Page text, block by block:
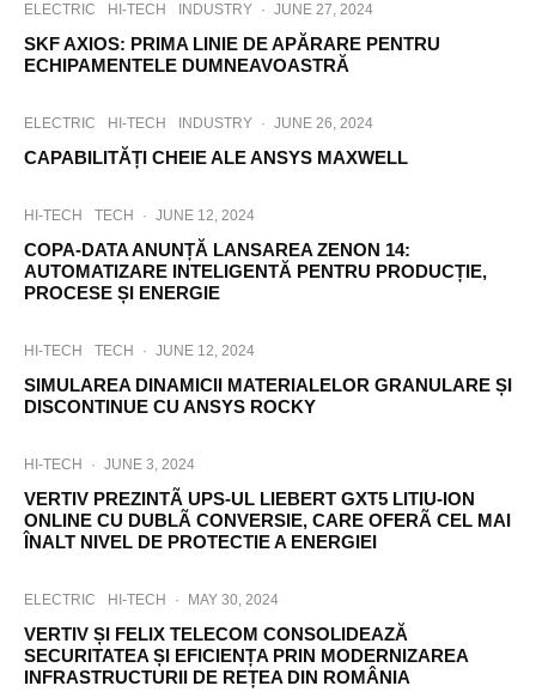
ELECTRIC HI-TECH INDUSTRY · JUNE 27, 2024
SKF AXIOS: PRIMA LINIE DE APĂRARE PENTRU
ECHIPAMENTELE DUMNEAVOASTRĂ
ELECTRIC HI-TECH INDUSTRY · JUNE 26, 2024
CAPABILITĂȚI CHEIE ALE ANSYS MAXWELL
HI-TECH TECH · JUNE 12, 2024
COPA-DATA ANUNȚĂ LANSAREA ZENON 14:
AUTOMATIZARE INTELIGENTĂ PENTRU PRODUCȚIE,
PROCESE ȘI ENERGIE
HI-TECH TECH · JUNE 12, 2024
SIMULAREA DINAMICII MATERIALELOR GRANULARE ȘI
DISCONTINUE CU ANSYS ROCKY
HI-TECH · JUNE 3, 2024
VERTIV PREZINTÃ UPS-UL LIEBERT GXT5 LITIU-ION
ONLINE CU DUBLÃ CONVERSIE, CARE OFERÃ CEL MAI
ÎNALT NIVEL DE PROTECTIE A ENERGIEI
ELECTRIC HI-TECH · MAY 30, 2024
VERTIV ȘI FELIX TELECOM CONSOLIDEAZĂ
SECURITATEA ȘI EFICIENȚA PRIN MODERNIZAREA
INFRASTRUCTURII DE REȚEA DIN ROMÂNIA